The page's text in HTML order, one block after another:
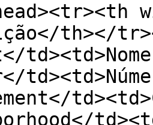
th></